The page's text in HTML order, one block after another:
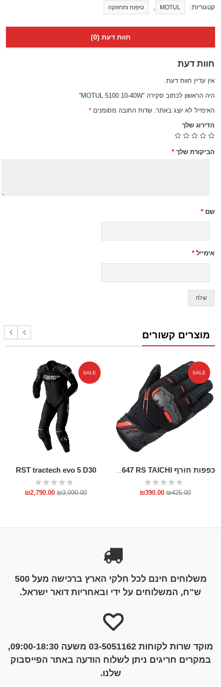
קטגוריות: MOTUL
, טיפוח ותחזוקה
חוות דעת (0)
חוות דעת
אין עדיין חוות דעת.
היה הראשון לכתוב סקירה “MOTUL 5100 10-40W”
האימייל לא יוצג באתר. שדות החובה מסומנים *
הדירוג שלך
הביקורת שלך *
שם *
אימייל *
מוצרים קשורים
SALE
כפפות חורף RST647 RS TAICHI
₪425.00
₪390.00
SALE
RST tractech evo 5 D30
₪3,090.00
₪2,790.00
משלוחים חינם לכל חלקי הארץ ברכישה מעל 500
ש"ח, המשלוחים על ידי ובאחריות דואר ישראל.
מוקד שרות לקוחות 03-5051162 משעה 09:00-18:30,
במקרים חריגים ניתן לשלוח הודעה באתר הפייסבוק
שלנו.